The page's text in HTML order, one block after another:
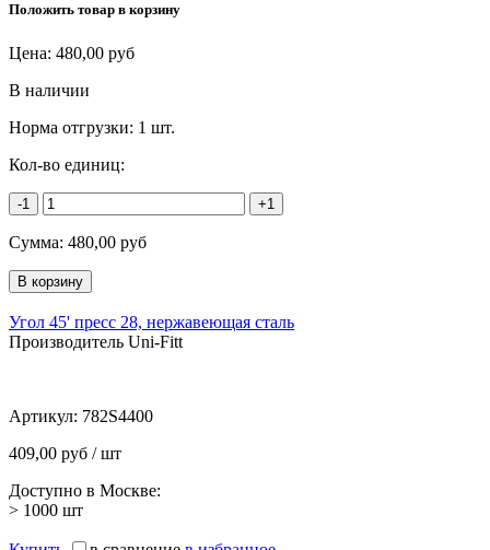
Положить товар в корзину
Цена: 480,00 руб
В наличии
Норма отгрузки: 1 шт.
Кол-во единиц:
-1 +1
Сумма: 480,00 руб
Угол 45' пресс 28, нержавеющая сталь
Производитель Uni-Fitt
Артикул: 782S4400
409,00 руб / шт
Доступно в Москве:
> 1000 шт